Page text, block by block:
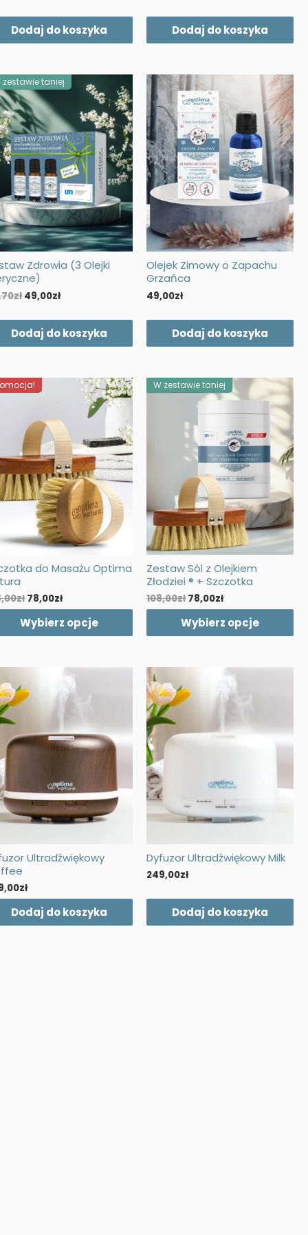
wynosiła:
74,70zł.
wynosi:
49,00zł.
Dodaj do koszyka
wynosiła:
74,70zł.
wynosi:
49,00zł.
Dodaj do koszyka
zestawie taniej
Zdrowia (3 Olejki
zł Pierwotna
wynosiła:
74,70zł.
49,00złAktualna
wynosi:
49,00zł.
Dodaj do koszyka
Olejek Zimowy o Zapachu
Grzańca
49,00zł
Dodaj do koszyka
do Masażu Optima
zł Pierwotna
cena
wynosiła:
108,00zł.
78,00złAktualna
cena
wynosi:
78,00zł.
Wybierz opcje
W zestawie taniej
Zestaw Sól z Olejkiem
Złodziei ® + Szczotka
108,00zł Pierwotna
cena
wynosiła:
108,00zł.
78,00złAktualna
cena
wynosi:
78,00zł.
Wybierz opcje
Ten
produkt
ma
można
wybrać
na
stronie
produktu
Ultradźwiękowy
zł
Dodaj do koszyka
Dyfuzor Ultradźwiękowy Milk
249,00zł
Dodaj do koszyka